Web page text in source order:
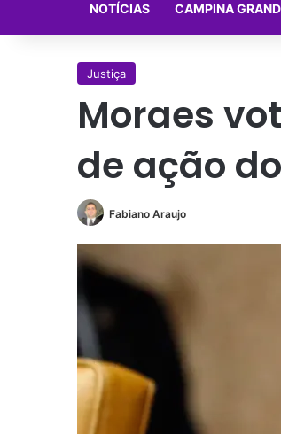
NOTÍCIAS CAMPINA
Justiça
Moraes
de ação
Fabiano Araujo